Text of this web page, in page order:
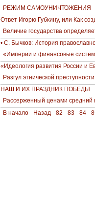
РЕЖИМ САМОУНИЧТОЖЕНИЯ
Ответ Игорю Губкину, или Как
Величие государства
• С. Бычков: История
«Империи и финансовые
«Идеология развития России и
Разгул этнической
НАШ И ИХ ПРАЗДНИК ПОБЕДЫ
Рассерженный ценами средний
В начало
Назад 82 83 84